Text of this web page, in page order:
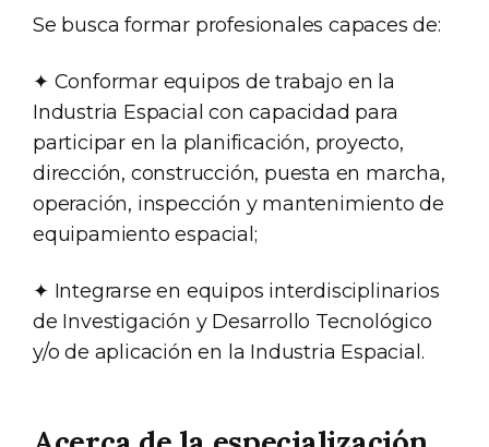
Se busca formar profesionales capaces de:
✦ Conformar equipos de trabajo en la
Industria Espacial con capacidad para
participar en la planificación, proyecto,
dirección, construcción, puesta en marcha,
operación, inspección y mantenimiento de
equipamiento espacial;
✦ Integrarse en equipos interdisciplinarios
de Investigación y Desarrollo Tecnológico
y/o de aplicación en la Industria Espacial.